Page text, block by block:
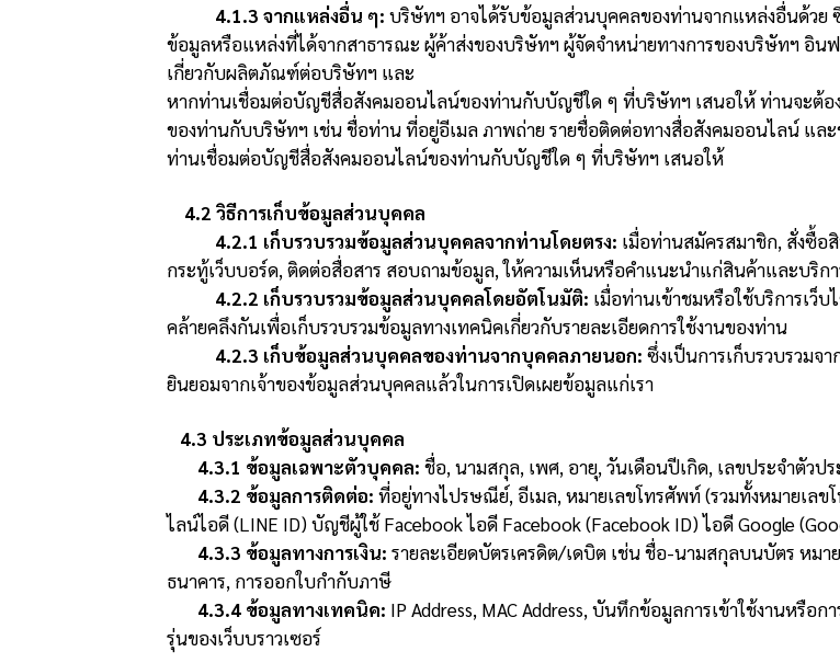
4.1.3 จากแหล่งอื่น ๆ: บริษัทฯ อาจได้รับข้อมูลส่วนบุคคลของท่านจากแหล่งอื่นด้วย
ข้อมูลหรือแหล่งที่ได้จากสาธารณะ ผู้ค้าส่งของบริษัทฯ ผู้จัดจำหน่ายทางการของบริษัทฯ อิน
เกี่ยวกับผลิตภัณฑ์ต่อบริษัทฯ และ
หากท่านเชื่อมต่อบัญชีสื่อสังคมออนไลน์ของท่านกับบัญชีใด ๆ ที่บริษัทฯ เสนอให้ ท่านจะต้
ของท่านกับบริษัทฯ เช่น ชื่อท่าน ที่อยู่อีเมล ภาพถ่าย รายชื่อติดต่อทางสื่อสังคมออนไลน์ แล
ท่านเชื่อมต่อบัญชีสื่อสังคมออนไลน์ของท่านกับบัญชีใด ๆ ที่บริษัทฯ เสนอให้
4.2 วิธีการเก็บข้อมูลส่วนบุคคล
4.2.1 เก็บรวบรวมข้อมูลส่วนบุคคลจากท่านโดยตรง: เมื่อท่านสมัครสมาชิก, สั่งซื้
กระทู้เว็บบอร์ด, ติดต่อสื่อสาร สอบถามข้อมูล, ให้ความเห็นหรือคำแนะนำแก่สินค้าและบริกา
4.2.2 เก็บรวบรวมข้อมูลส่วนบุคคลโดยอัตโนมัติ: เมื่อท่านเข้าชมหรือใช้บริการเว็
คล้ายคลึงกันเพื่อเก็บรวบรวมข้อมูลทางเทคนิคเกี่ยวกับรายละเอียดการใช้งานของท่าน
4.2.3 เก็บข้อมูลส่วนบุคคลของท่านจากบุคคลภายนอก: ซึ่งเป็นการเก็บรวบรวมจ
ยินยอมจากเจ้าของข้อมูลส่วนบุคคลแล้วในการเปิดเผยข้อมูลแก่เรา
4.3 ประเภทข้อมูลส่วนบุคคล
4.3.1 ข้อมูลเฉพาะตัวบุคคล: ชื่อ, นามสกุล, เพศ, อายุ, วันเดือนปีเกิด, เลขประจำตัวป
4.3.2 ข้อมูลการติดต่อ: ที่อยู่ทางไปรษณีย์, อีเมล, หมายเลขโทรศัพท์ (รวมทั้งหมายเล
ไลน์ไอดี (LINE ID) บัญชีผู้ใช้ Facebook ไอดี Facebook (Facebook ID) ไอดี Google
4.3.3 ข้อมูลทางการเงิน: รายละเอียดบัตรเครดิต/เดบิต เช่น ชื่อ-นามสกุลบนบัตร หม
ธนาคาร, การออกใบกำกับภาษี
4.3.4 ข้อมูลทางเทคนิค: IP Address, MAC Address, บันทึกข้อมูลการเข้าใช้งานหรือ
รุ่นของเว็บบราวเซอร์